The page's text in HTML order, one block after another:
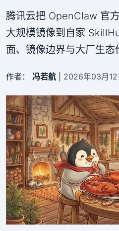
腾讯云把 OpenClaw 官
大规模镜像到自家
面、镜像边界与大厂生态
作者： 冯若航 2026年03月12